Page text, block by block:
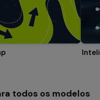
todos os modelos